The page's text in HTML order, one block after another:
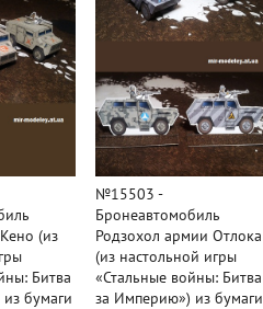
(из
Битва
бумаги
№15503 -
Бронеавтомобиль
Родзохол армии Отлока
(из настольной игры
«Стальные войны: Битва
за Империю») из бумаги